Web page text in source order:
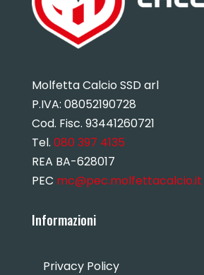
Molfetta Calcio SSD arl
P.IVA: 08052190728
Cod. Fisc. 93441260721
Tel. 080 397 4135
REA BA-628017
PEC mc@pec.molfettacalcio.it
Informazioni
Privacy Policy